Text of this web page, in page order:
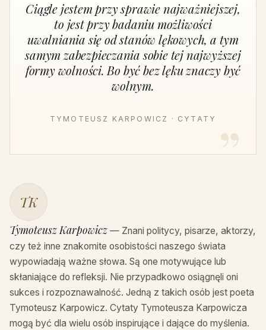
Ciągle jestem przy sprawie najważniejszej,
to jest przy badaniu możliwości
uwalniania się od stanów lękowych, a tym
samym zabezpieczania sobie tej najwyższej
formy wolności. Bo być bez lęku znaczy być
wolnym.
TYMOTEUSZ KARPOWICZ · CYTATY
TK
Tymoteusz Karpowicz — Znani politycy, pisarze, aktorzy,
czy też inne znakomite osobistości naszego świata
wypowiadają ważne słowa. Są one motywujące lub
skłaniające do refleksji. Nie przypadkowo osiągnęli oni
sukces i rozpoznawalność. Jedną z takich osób jest poeta
Tymoteusz Karpowicz. Cytaty Tymoteusza Karpowicza
mogą być dla wielu osób inspirujące i dające do myślenia.